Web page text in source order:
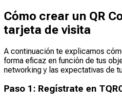
Cómo crear un QR
tarjeta de visita
A continuación te explicamos
forma eficaz en función de tus
networking y las expectativas de
Paso 1: Regístrate en